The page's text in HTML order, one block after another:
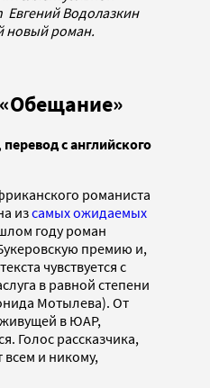
Водолазкин
новый роман.
с английского
романиста
изсамых ожидаемых
году роман
премию и,
чувствуется с
в равной степени
Мотылева). От
в ЮАР,
Голос рассказчика,
и никому,